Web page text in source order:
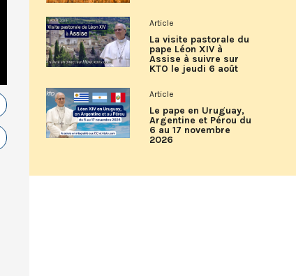
Article
La visite pastorale du
pape Léon XIV à
Assise à suivre sur
KTO le jeudi 6 août
Article
Le pape en Uruguay,
Argentine et Pérou du
6 au 17 novembre
2026